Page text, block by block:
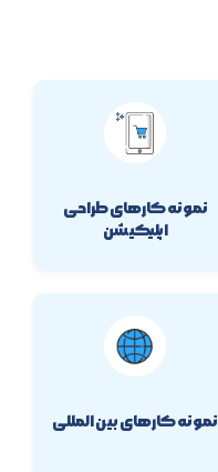
نمونه کارهای طراحی
اپلیکیشن
نمونه کارهای بین المللی